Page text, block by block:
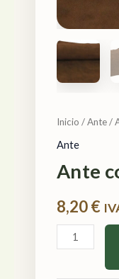
Inicio /Ante/
Ante
Ante
8,20€